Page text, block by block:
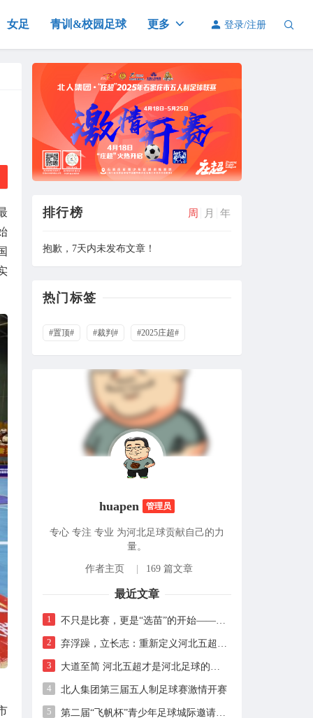
女足 青训&校园足球 更多 登录/注册
排行榜 周 月 年
抱歉，7天内未发布文章！
热门标签
#置顶# #裁判# #2025庄超#
huapen 管理员
专心 专注 专业 为河北足球贡献自己的力
量。
作者主页 | 169 篇文章
最近文章
1
2
3
4 北人集团第三届五人制足球赛激情开赛
5